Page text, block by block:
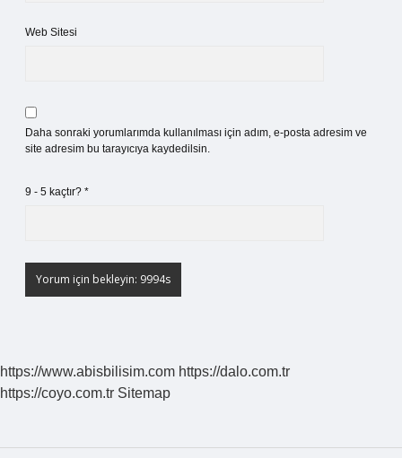
Web Sitesi
Daha sonraki yorumlarımda kullanılması için adım, e-posta adresim ve
site adresim bu tarayıcıya kaydedilsin.
9 - 5 kaçtır? *
https://www.abisbilisim.com https://dalo.com.tr
https://coyo.com.tr Sitemap